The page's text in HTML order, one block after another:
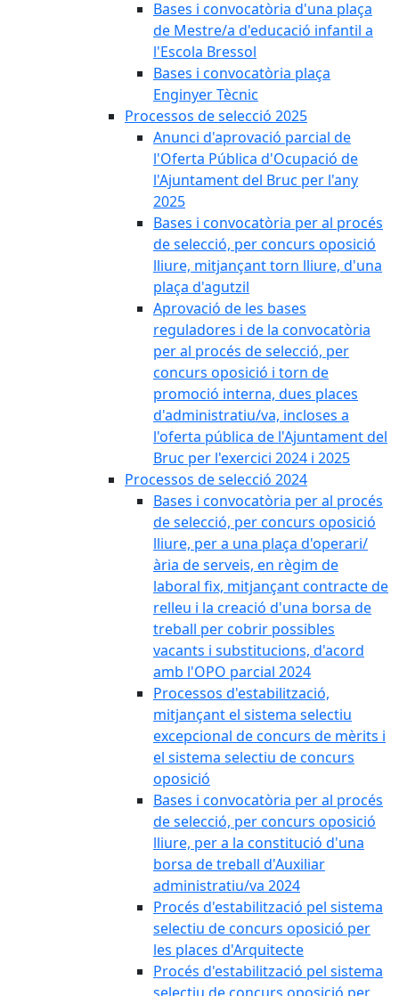
Bases i convocatòria d'una plaça
de Mestre/a d'educació infantil a
l'Escola Bressol
Bases i convocatòria plaça
Enginyer Tècnic
Processos de selecció 2025
Anunci d'aprovació parcial de
l'Oferta Pública d'Ocupació de
l'Ajuntament del Bruc per l'any
2025
Bases i convocatòria per al procés
de selecció, per concurs oposició
lliure, mitjançant torn lliure, d'una
plaça d'agutzil
Aprovació de les bases
reguladores i de la convocatòria
per al procés de selecció, per
concurs oposició i torn de
promoció interna, dues places
d'administratiu/va, incloses a
l'oferta pública de l'Ajuntament del
Bruc per l'exercici 2024 i 2025
Processos de selecció 2024
Bases i convocatòria per al procés
de selecció, per concurs oposició
lliure, per a una plaça d'operari/
ària de serveis, en règim de
laboral fix, mitjançant contracte de
relleu i la creació d'una borsa de
treball per cobrir possibles
vacants i substitucions, d'acord
amb l'OPO parcial 2024
Processos d'estabilització,
mitjançant el sistema selectiu
excepcional de concurs de mèrits i
el sistema selectiu de concurs
oposició
Bases i convocatòria per al procés
de selecció, per concurs oposició
lliure, per a la constitució d'una
borsa de treball d'Auxiliar
administratiu/va 2024
Procés d'estabilització pel sistema
selectiu de concurs oposició per
les places d'Arquitecte
Procés d'estabilització pel sistema